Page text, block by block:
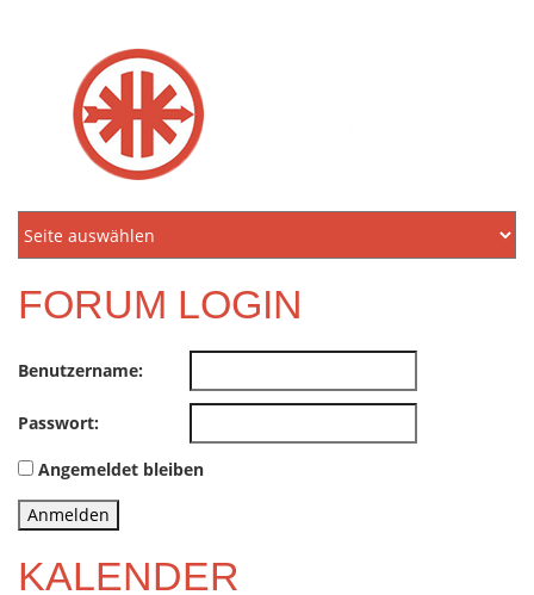
FORUM LOGIN
Benutzername:
Passwort:
Angemeldet bleiben
Anmelden
KALENDER